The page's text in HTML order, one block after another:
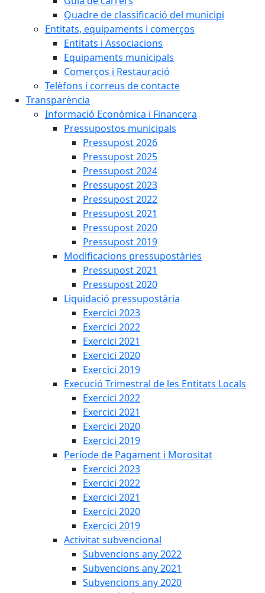
Quadre de classificació del municipi
Entitats, equipaments i comerços
Entitats i Associacions
Equipaments municipals
Comerços i Restauració
Telèfons i correus de contacte
Transparència
Informació Econòmica i Financera
Pressupostos municipals
Pressupost 2026
Pressupost 2025
Pressupost 2024
Pressupost 2023
Pressupost 2022
Pressupost 2021
Pressupost 2020
Pressupost 2019
Modificacions pressupostàries
Pressupost 2021
Pressupost 2020
Liquidació pressupostària
Exercici 2023
Exercici 2022
Exercici 2021
Exercici 2020
Exercici 2019
Execució Trimestral de les Entitats Locals
Exercici 2022
Exercici 2021
Exercici 2020
Exercici 2019
Període de Pagament i Morositat
Exercici 2023
Exercici 2022
Exercici 2021
Exercici 2020
Exercici 2019
Activitat subvencional
Subvencions any 2022
Subvencions any 2021
Subvencions any 2020